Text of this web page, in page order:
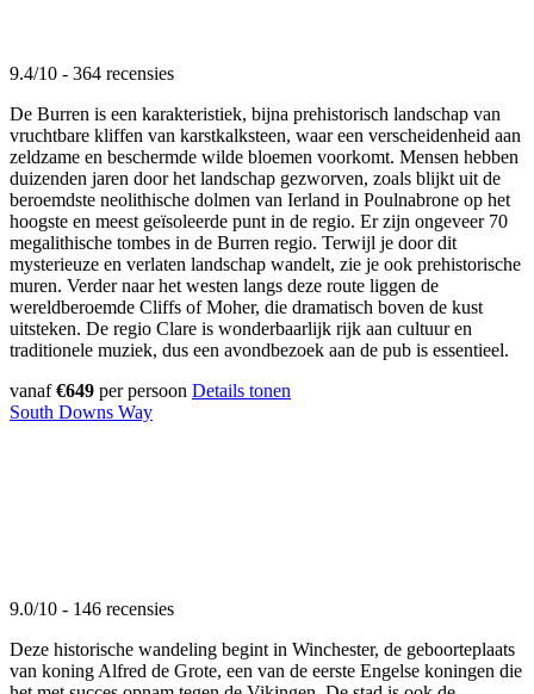
9.4/10 - 364 recensies
De Burren is een karakteristiek, bijna prehistorisch landschap van
vruchtbare kliffen van karstkalksteen, waar een verscheidenheid aan
zeldzame en beschermde wilde bloemen voorkomt. Mensen hebben
duizenden jaren door het landschap gezworven, zoals blijkt uit de
beroemdste neolithische dolmen van Ierland in Poulnabrone op het
hoogste en meest geïsoleerde punt in de regio. Er zijn ongeveer 70
megalithische tombes in de Burren regio. Terwijl je door dit
mysterieuze en verlaten landschap wandelt, zie je ook prehistorische
muren. Verder naar het westen langs deze route liggen de
wereldberoemde Cliffs of Moher, die dramatisch boven de kust
uitsteken. De regio Clare is wonderbaarlijk rijk aan cultuur en
traditionele muziek, dus een avondbezoek aan de pub is essentieel.
vanaf€649 per persoon Details tonen
South Downs Way
9.0/10 - 146 recensies
Deze historische wandeling begint in Winchester, de geboorteplaats
van koning Alfred de Grote, een van de eerste Engelse koningen die